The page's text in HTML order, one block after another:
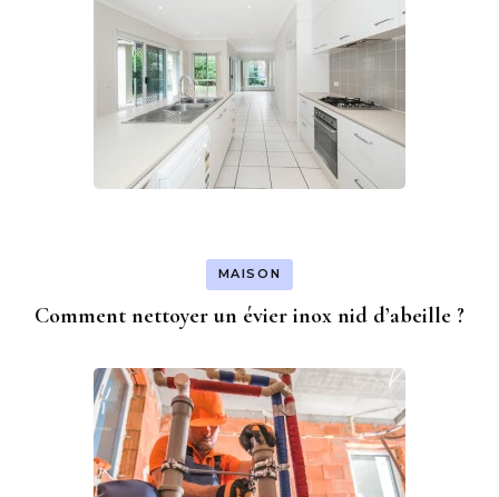
MAISON
Comment nettoyer un évier inox nid d’abeille ?